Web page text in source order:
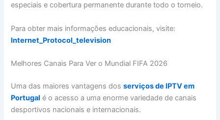
especiais e cobertura permanente durante todo o torneio.
Para obter mais informações educacionais, visite:
Internet_Protocol_television
Melhores Canais Para Ver o Mundial FIFA 2026
Uma das maiores vantagens dosserviços de IPTV em
Portugal é o acesso a uma enorme variedade de canais
desportivos nacionais e internacionais.